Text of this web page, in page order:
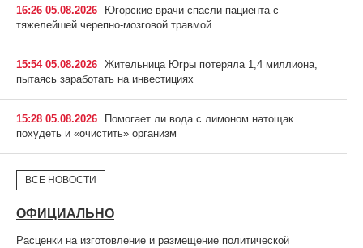
16:26 05.08.2026
Югорские врачи спасли пациента с
тяжелейшей черепно-мозговой травмой
15:54 05.08.2026 Жительница Югры потеряла 1,4 миллиона,
пытаясь заработать на инвестициях
15:28 05.08.2026
Помогает ли вода с лимоном натощак
похудеть и «очистить» организм
ВСЕ НОВОСТИ
ОФИЦИАЛЬНО
Расценки на изготовление и размещение политической